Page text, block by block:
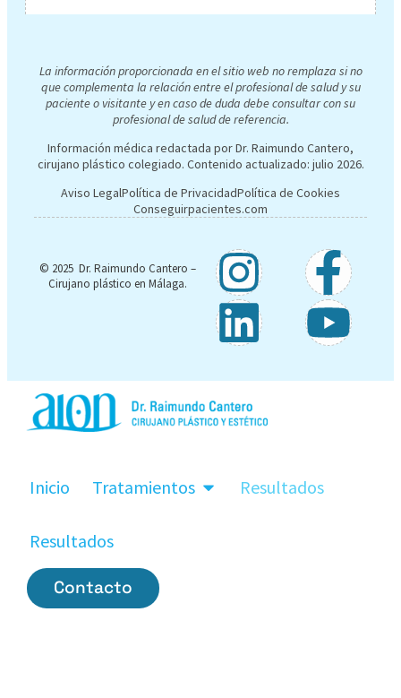
La información proporcionada en el sitio web no remplaza si no
que complementa la relación entre el profesional de salud y su
paciente o visitante y en caso de duda debe consultar con su
profesional de salud de referencia.
Información médica redactada por Dr. Raimundo Cantero,
cirujano plástico colegiado. Contenido actualizado: julio 2026.
Aviso LegalPolítica de PrivacidadPolítica de Cookies
Conseguirpacientes.com
© 2025 Dr. Raimundo Cantero –
Cirujano plástico en Málaga.
Inicio Tratamientos Resultados
Resultados
Contacto